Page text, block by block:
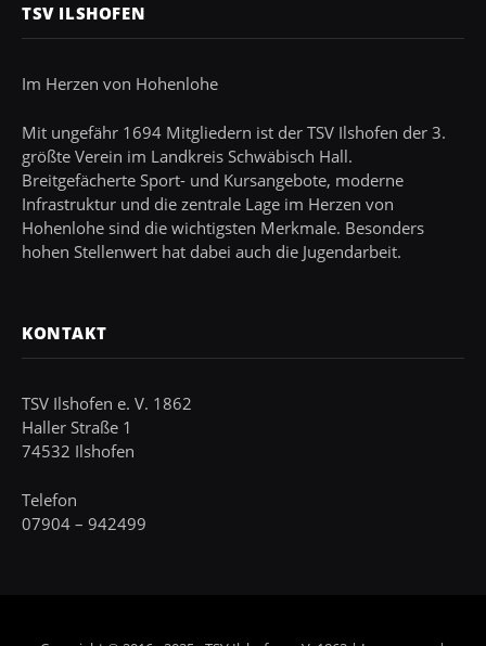
TSV ILSHOFEN
Im Herzen von Hohenlohe
Mit ungefähr 1694 Mitgliedern ist der TSV Ilshofen der 3.
größte Verein im Landkreis Schwäbisch Hall.
Breitgefächerte Sport- und Kursangebote, moderne
Infrastruktur und die zentrale Lage im Herzen von
Hohenlohe sind die wichtigsten Merkmale. Besonders
hohen Stellenwert hat dabei auch die Jugendarbeit.
KONTAKT
TSV Ilshofen e. V. 1862
Haller Straße 1
74532 Ilshofen
Telefon
07904 – 942499